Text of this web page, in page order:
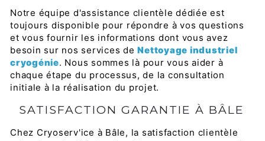
Notre équipe d'assistance clientèle dédiée est
toujours disponible pour répondre à vos questions
et vous fournir les informations dont vous avez
besoin sur nos services deNettoyage industriel
cryogénie. Nous sommes là pour vous aider à
chaque étape du processus, de la consultation
initiale à la réalisation du projet.
SATISFACTION GARANTIE À BÂLE
Chez Cryoserv'ice à Bâle, la satisfaction clientèle